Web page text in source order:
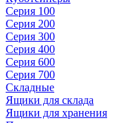
Серия 100
Серия 200
Серия 300
Серия 400
Серия 600
Серия 700
Складные
Ящики для склада
Ящики для хранения